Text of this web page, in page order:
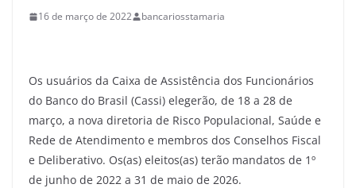
16 de março de 2022 bancariosstamaria
Os usuários da Caixa de Assistência dos Funcionários
do Banco do Brasil (Cassi) elegerão, de 18 a 28 de
março, a nova diretoria de Risco Populacional, Saúde e
Rede de Atendimento e membros dos Conselhos Fiscal
e Deliberativo. Os(as) eleitos(as) terão mandatos de 1º
de junho de 2022 a 31 de maio de 2026.